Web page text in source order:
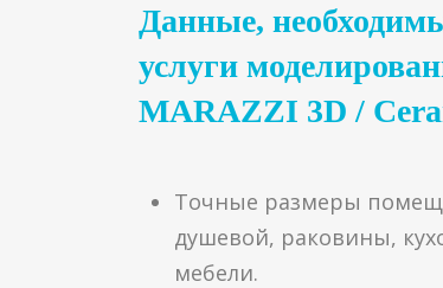
Данные,
услуги
MARAZZI 3D /
Точные размеры
душевой, раковины,
мебели.